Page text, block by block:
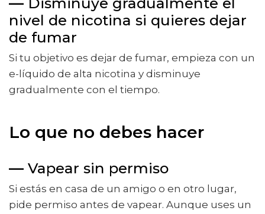
nivel de nicotina si quieres dejar
de fumar
Si tu objetivo es dejar de fumar, empieza con un
e-líquido de alta nicotina y disminuye
gradualmente con el tiempo.
Lo que no debes hacer
— Vapear sin permiso
Si estás en casa de un amigo o en otro lugar,
pide permiso antes de vapear. Aunque uses un